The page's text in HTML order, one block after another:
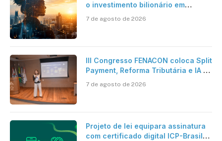
o investimento bilionário em
verdadeira era da inteligência
7 de agosto de 2026
III Congresso FENACON coloca Split
Payment, Reforma Tributária e IA no
7 de agosto de 2026
Projeto de lei equipara assinatura
com certificado digital ICP-Brasil